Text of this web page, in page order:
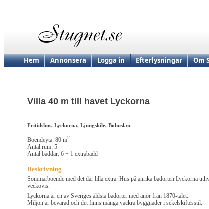
Hem Annonsera Logga in Efterlysningar Om
Villa 40 m till havet Lyckorna
Fritidshus, Lyckorna, Ljungskile, Bohuslän
Boendeyta: 80 m2
Antal rum: 5
Antal bäddar: 6 + 1 extrabädd
Beskrivning
Sommarboende med det där lilla extra. Hus på anrika badorten Lyckorna
veckovis.
Lyckorna är en av Sveriges äldsta badorter med anor från 1870-talet.
Miljön är bevarad och det finns många vackra byggnader i sekelskiftesstil.